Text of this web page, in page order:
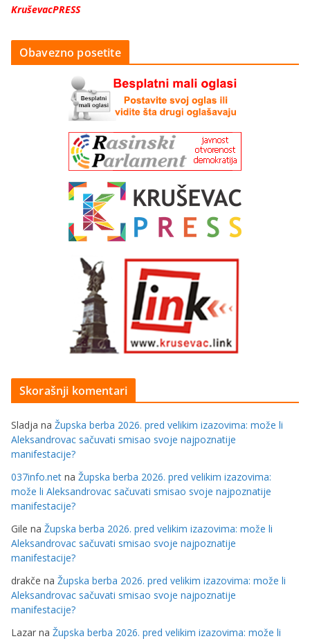
KruševacPRESS
Obavezno posetite
Skorašnji komentari
Sladja na Župska berba 2026. pred velikim izazovima: može li
Aleksandrovac sačuvati smisao svoje najpoznatije
manifestacije?
037info.net na Župska berba 2026. pred velikim izazovima:
može li Aleksandrovac sačuvati smisao svoje najpoznatije
manifestacije?
Gile na Župska berba 2026. pred velikim izazovima: može li
Aleksandrovac sačuvati smisao svoje najpoznatije
manifestacije?
drakče na Župska berba 2026. pred velikim izazovima: može li
Aleksandrovac sačuvati smisao svoje najpoznatije
manifestacije?
Lazar na Župska berba 2026. pred velikim izazovima: može li